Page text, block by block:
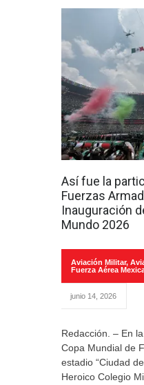
Así fue la
Fuerzas
Inauguración
Mundo 2026
Aviación Militar,
Fuerza Aérea
junio 14, 2026
Redacción. – En
Copa Mundial de
estadio “Ciudad
Heroico Colegio